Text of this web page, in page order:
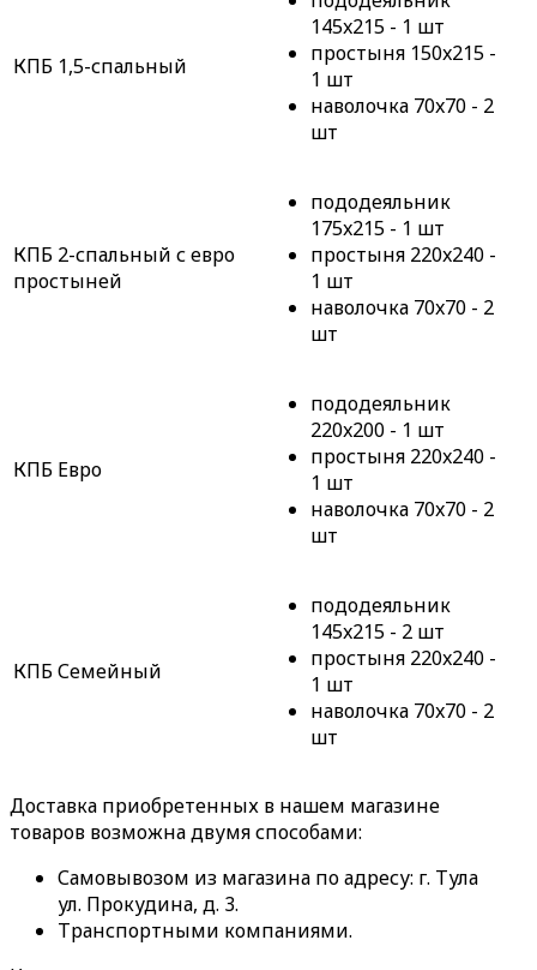
КПБ 1,5-спальный
145x215 - 1 шт
простыня 150x215 -
1 шт
наволочка 70x70 - 2
шт
КПБ 2-спальный с евро
простыней
пододеяльник
175x215 - 1 шт
простыня 220x240 -
1 шт
наволочка 70x70 - 2
шт
КПБ Евро
пододеяльник
220x200 - 1 шт
простыня 220x240 -
1 шт
наволочка 70x70 - 2
шт
КПБ Семейный
пододеяльник
145x215 - 2 шт
простыня 220x240 -
1 шт
наволочка 70x70 - 2
шт
Доставка приобретенных в нашем магазине
товаров возможна двумя способами:
Самовывозом из магазина по адресу: г. Тула
ул. Прокудина, д. 3.
Транспортными компаниями.